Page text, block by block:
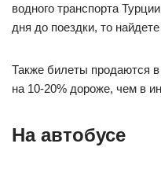
водного транспорта
дня до поездки, то
Также билеты продаются
на 10-20% дороже, чем в
На автобусе